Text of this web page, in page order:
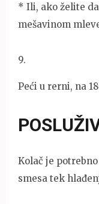
* Ili, ako želite
mešavinom
9.
Peći u rerni, na
Kolač je
smesa tek